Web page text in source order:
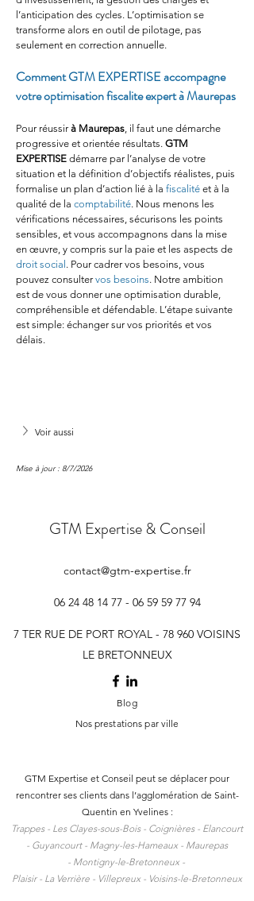
l’anticipation des cycles. L’optimisation se
transforme alors en outil de pilotage, pas
seulement en correction annuelle.
Comment GTM EXPERTISE accompagne
votre optimisation fiscalite expert à Maurepas
Pour réussir à Maurepas, il faut une démarche
progressive et orientée résultats. GTM
EXPERTISE démarre par l’analyse de votre
situation et la définition d’objectifs réalistes, puis
formalise un plan d’action lié à la fiscalité et à la
qualité de la comptabilité. Nous menons les
vérifications nécessaires, sécurisons les points
sensibles, et vous accompagnons dans la mise
en œuvre, y compris sur la paie et les aspects de
droit social . Pour cadrer vos besoins, vous
pouvez consulter vos besoins. Notre ambition
est de vous donner une optimisation durable,
compréhensible et défendable. L’étape suivante
est simple: échanger sur vos priorités et vos
délais.
Voir aussi
Mise à jour : 8/7/2026
GTM Expertise & Conseil
contact@gtm-expertise.fr
06 24 48 14 77 - 06 59 5977 94
7 TER RUE DE PORT ROYAL - 78 960 VOISINS
LE BRETONNEUX
Blog
Nos prestations par ville
GTM Expertise et Conseil peut se déplacer pour
rencontrer ses clients dans l’agglomération de Saint-
Quentin en Yvelines :
Trappes - Les Clayes-sous-Bois - Coignières - Elancourt
- Guyancourt - Magny-les-Hameaux - Maurepas
- Montigny-le-Bretonneux -
Plaisir - La Verrière - Villepreux - Voisins-le-Bretonneux